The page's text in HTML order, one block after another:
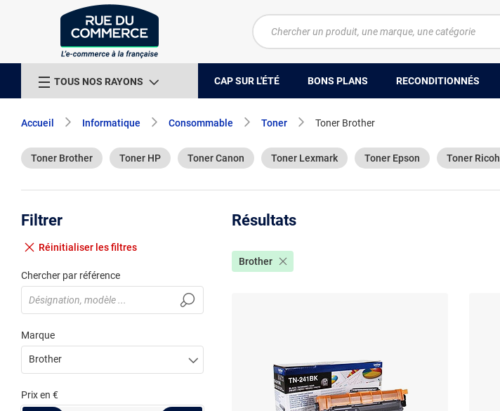
TOUS NOS RAYONS CAP SUR L'ÉTÉ BONS PLANS RECONDITIONNÉS
Accueil Informatique Consommable Toner Toner Brother
Toner Brother Toner HP Toner Canon Toner Lexmark Toner Epson Toner Ricoh
Filtrer
Réinitialiser les filtres
Chercher par référence
Marque
Brother
Prixen €
Résultats
Brother